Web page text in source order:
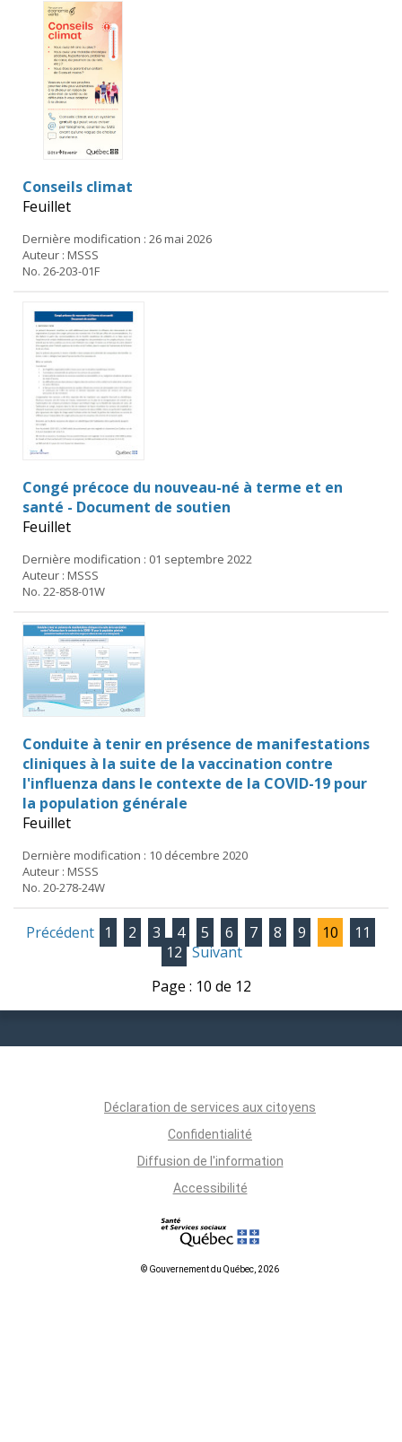
Conseils climat
Feuillet
Dernière modification : 26 mai 2026
Auteur : MSSS
No. 26-203-01F
Congé précoce du nouveau-né à terme et en
santé - Document de soutien
Feuillet
Dernière modification : 01 septembre 2022
Auteur : MSSS
No. 22-858-01W
Conduite à tenir en présence de manifestations
cliniques à la suite de la vaccination contre
l'influenza dans le contexte de la COVID-19 pour
la population générale
Feuillet
Dernière modification : 10 décembre 2020
Auteur : MSSS
No. 20-278-24W
Précédent 1 2 3 4 5 6 7 8 9 10
11
12 Suivant
Page : 10 de 12
Déclaration de services aux citoyens
Confidentialité
Diffusion de l'information
Accessibilité
© Gouvernement du Québec, 2026